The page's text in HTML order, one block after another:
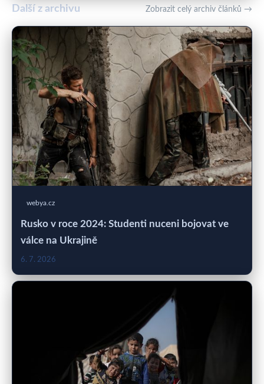
Další z archivu Zobrazit celý archiv článků →
webya.cz
Rusko v roce 2024: Studenti nuceni bojovat ve
válce na Ukrajině
6. 7. 2026